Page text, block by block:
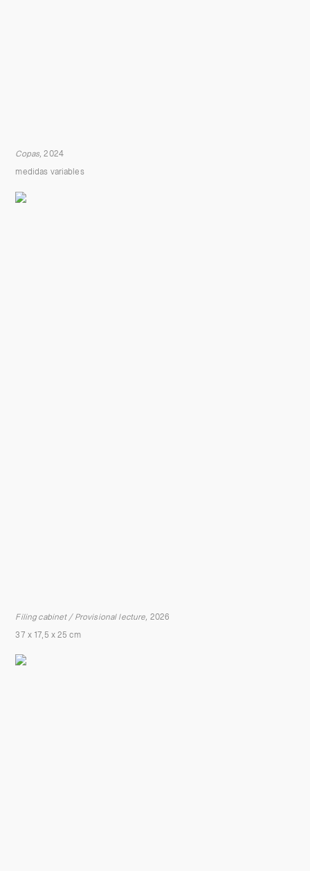
Copas,2024
medidas variables
Filing cabinet / Provisional lecture, 2026
37 x 17,5 x 25 cm